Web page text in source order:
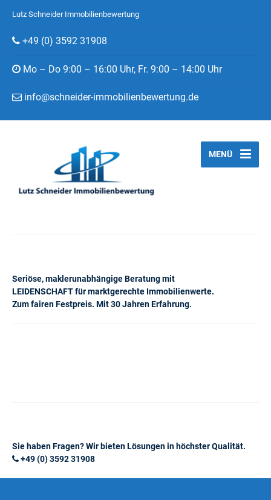
Lutz Schneider Immobilienbewertung
+49 (0) 3592 31908
Mo – Do 9:00 – 16:00 Uhr, Fr. 9:00 – 14:00 Uhr
info@schneider-immobilienbewertung.de
Seriöse, maklerunabhängige Beratung mit
LEIDENSCHAFT für marktgerechte Immobilienwerte.
Zum fairen Festpreis. Mit 30 Jahren Erfahrung.
MENÜ
Sie haben Fragen? Wir bieten Lösungen in höchster Qualität.
+49 (0) 3592 31908